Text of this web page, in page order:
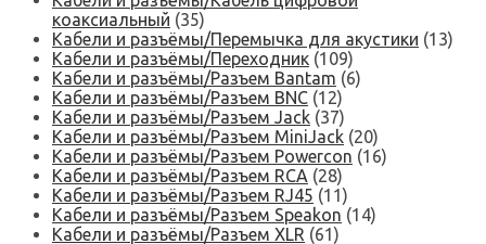
коаксиальный (35)
Кабели и разъёмы/Перемычка для акустики (13)
Кабели и разъёмы/Переходник (109)
Кабели и разъёмы/Разъем Bantam (6)
Кабели и разъёмы/Разъем BNC (12)
Кабели и разъёмы/Разъем Jack (37)
Кабели и разъёмы/Разъем MiniJack (20)
Кабели и разъёмы/Разъем Powercon (16)
Кабели и разъёмы/Разъем RCA (28)
Кабели и разъёмы/Разъем RJ45 (11)
Кабели и разъёмы/Разъем Speakon (14)
Кабели и разъёмы/Разъем XLR (61)